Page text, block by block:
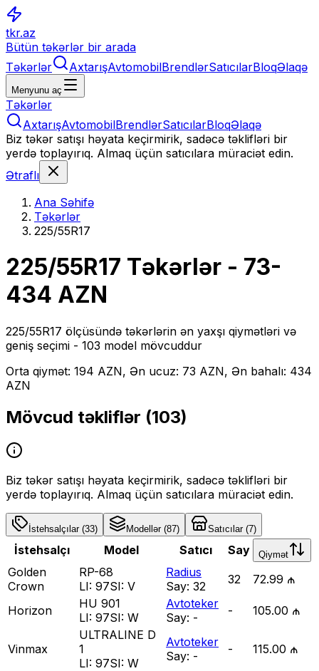
tkr.az
Bütün təkərlər bir arada
Təkərlər
AxtarışAvtomobilBrendlərSatıcılarBloqƏlaqə
Menyunu aç
Təkərlər
AxtarışAvtomobilBrendlərSatıcılarBloqƏlaqə
Biz təkər satışı həyata keçirmirik, sadəcə təklifləri bir
yerdə toplayırıq. Almaq üçün satıcılara müraciət edin.
Ətraflı
Ana Səhifə
Təkərlər
225/55R17
225/55R17 Təkərlər - 73-
434 AZN
225/55R17 ölçüsündə təkərlərin ən yaxşı qiymətləri və
geniş seçimi - 103 model mövcuddur
Orta qiymət: 194 AZN, Ən ucuz: 73 AZN, Ən bahalı: 434
AZN
Mövcud təkliflər (103)
Biz təkər satışı həyata keçirmirik, sadəcə təklifləri bir
yerdə toplayırıq. Almaq üçün satıcılara müraciət edin.
İstehsalçılar(33) Modellər(87) Satıcılar(7)
İstehsalçı Model Satıcı Say Qiymət
Golden
Crown
RP-68
LI: 97SI: V
Radius
Say: 32 32 72.99 ₼
Horizon
HU 901
LI: 97SI: W
Avtoteker
Say: - - 105.00 ₼
Vinmax
ULTRALINE D
1
LI: 97SI: W
Avtoteker
Say: - - 115.00 ₼